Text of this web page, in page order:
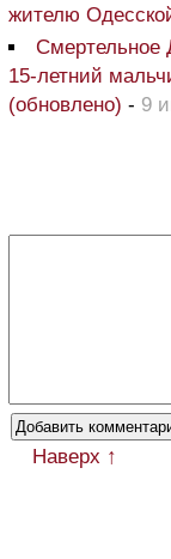
жителю
Смертельное
15-летний
(обновлено) - 9
Наверх ↑